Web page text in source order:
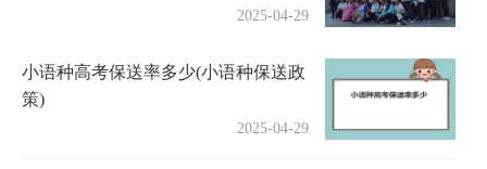
2025-04-29
小语种高考保送率多少(小语种保送政
策)
2025-04-29